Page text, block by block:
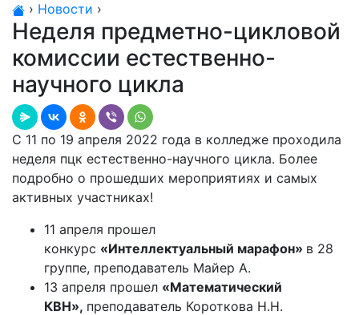
› Новости ›
Неделя предметно-цикловой
комиссии естественно-
научного цикла
С 11 по 19 апреля 2022 года в колледже проходила
неделя пцк естественно-научного цикла. Более
подробно о прошедших мероприятиях и самых
активных участниках!
11 апреля прошел
конкурс «Интеллектуальный марафон» в 28
группе, преподаватель Майер А.
13 апреля прошел «Математический
КВН», преподаватель Короткова Н.Н.